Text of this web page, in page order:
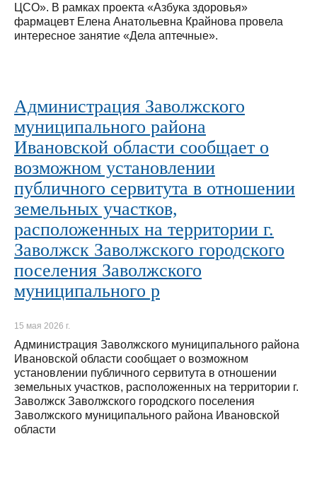
ЦСО». В рамках проекта «Азбука здоровья»
фармацевт Елена Анатольевна Крайнова провела
интересное занятие «Дела аптечные».
Администрация Заволжского
муниципального района
Ивановской области сообщает о
возможном установлении
публичного сервитута в отношении
земельных участков,
расположенных на территории г.
Заволжск Заволжского городского
поселения Заволжского
муниципального р
15 мая 2026 г.
Администрация Заволжского муниципального района
Ивановской области сообщает о возможном
установлении публичного сервитута в отношении
земельных участков, расположенных на территории г.
Заволжск Заволжского городского поселения
Заволжского муниципального района Ивановской
области